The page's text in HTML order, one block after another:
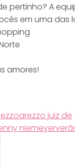
pertinho? A
em uma das
amores!
arezzo juiz de
niemeyer